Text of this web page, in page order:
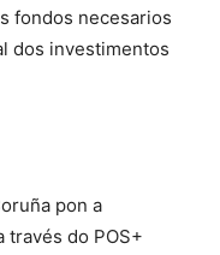
fondos necesarios
dos investimentos
pon a
través do POS+